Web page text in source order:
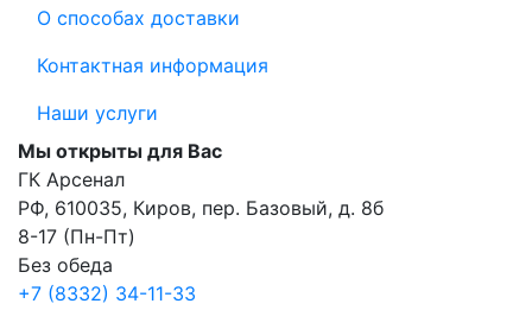
О способах доставки
Контактная информация
Наши услуги
Мы открыты для Вас
ГК Арсенал
РФ, 610035, Киров, пер. Базовый, д. 8б
8-17 (Пн-Пт)
Без обеда
+7 (8332) 34-11-33